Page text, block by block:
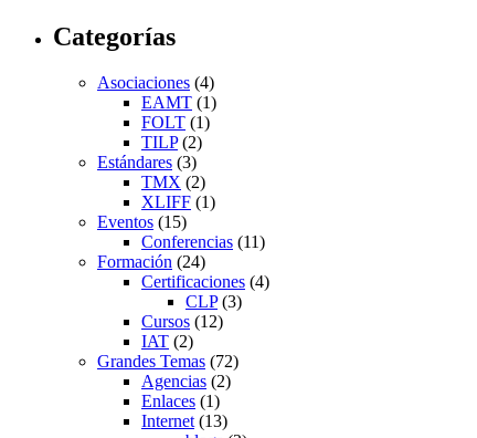
Categorías
Asociaciones (4)
EAMT (1)
FOLT (1)
TILP(2)
Estándares (3)
TMX (2)
XLIFF (1)
Eventos (15)
Conferencias (11)
Formación (24)
Certificaciones (4)
CLP(3)
Cursos (12)
IAT (2)
Grandes Temas (72)
Agencias (2)
Enlaces (1)
Internet(13)